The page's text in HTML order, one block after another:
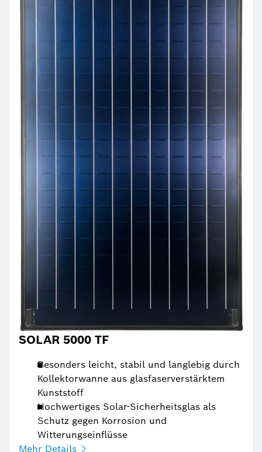
SOLAR 5000 TF
Besonders leicht, stabil und langlebig durch
Kollektorwanne aus glasfaserverstärktem
Kunststoff
Hochwertiges Solar-Sicherheitsglas als
Schutz gegen Korrosion und
Witterungseinflüsse
Mehr Details